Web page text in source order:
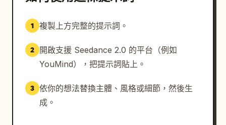
1 複製上方完整的提示詞。
2
開啟支援 Seedance 2.0 的平台（例如
YouMind），把提示詞貼上。
3 依你的想法替換主體、風格或細節，然後生
成。